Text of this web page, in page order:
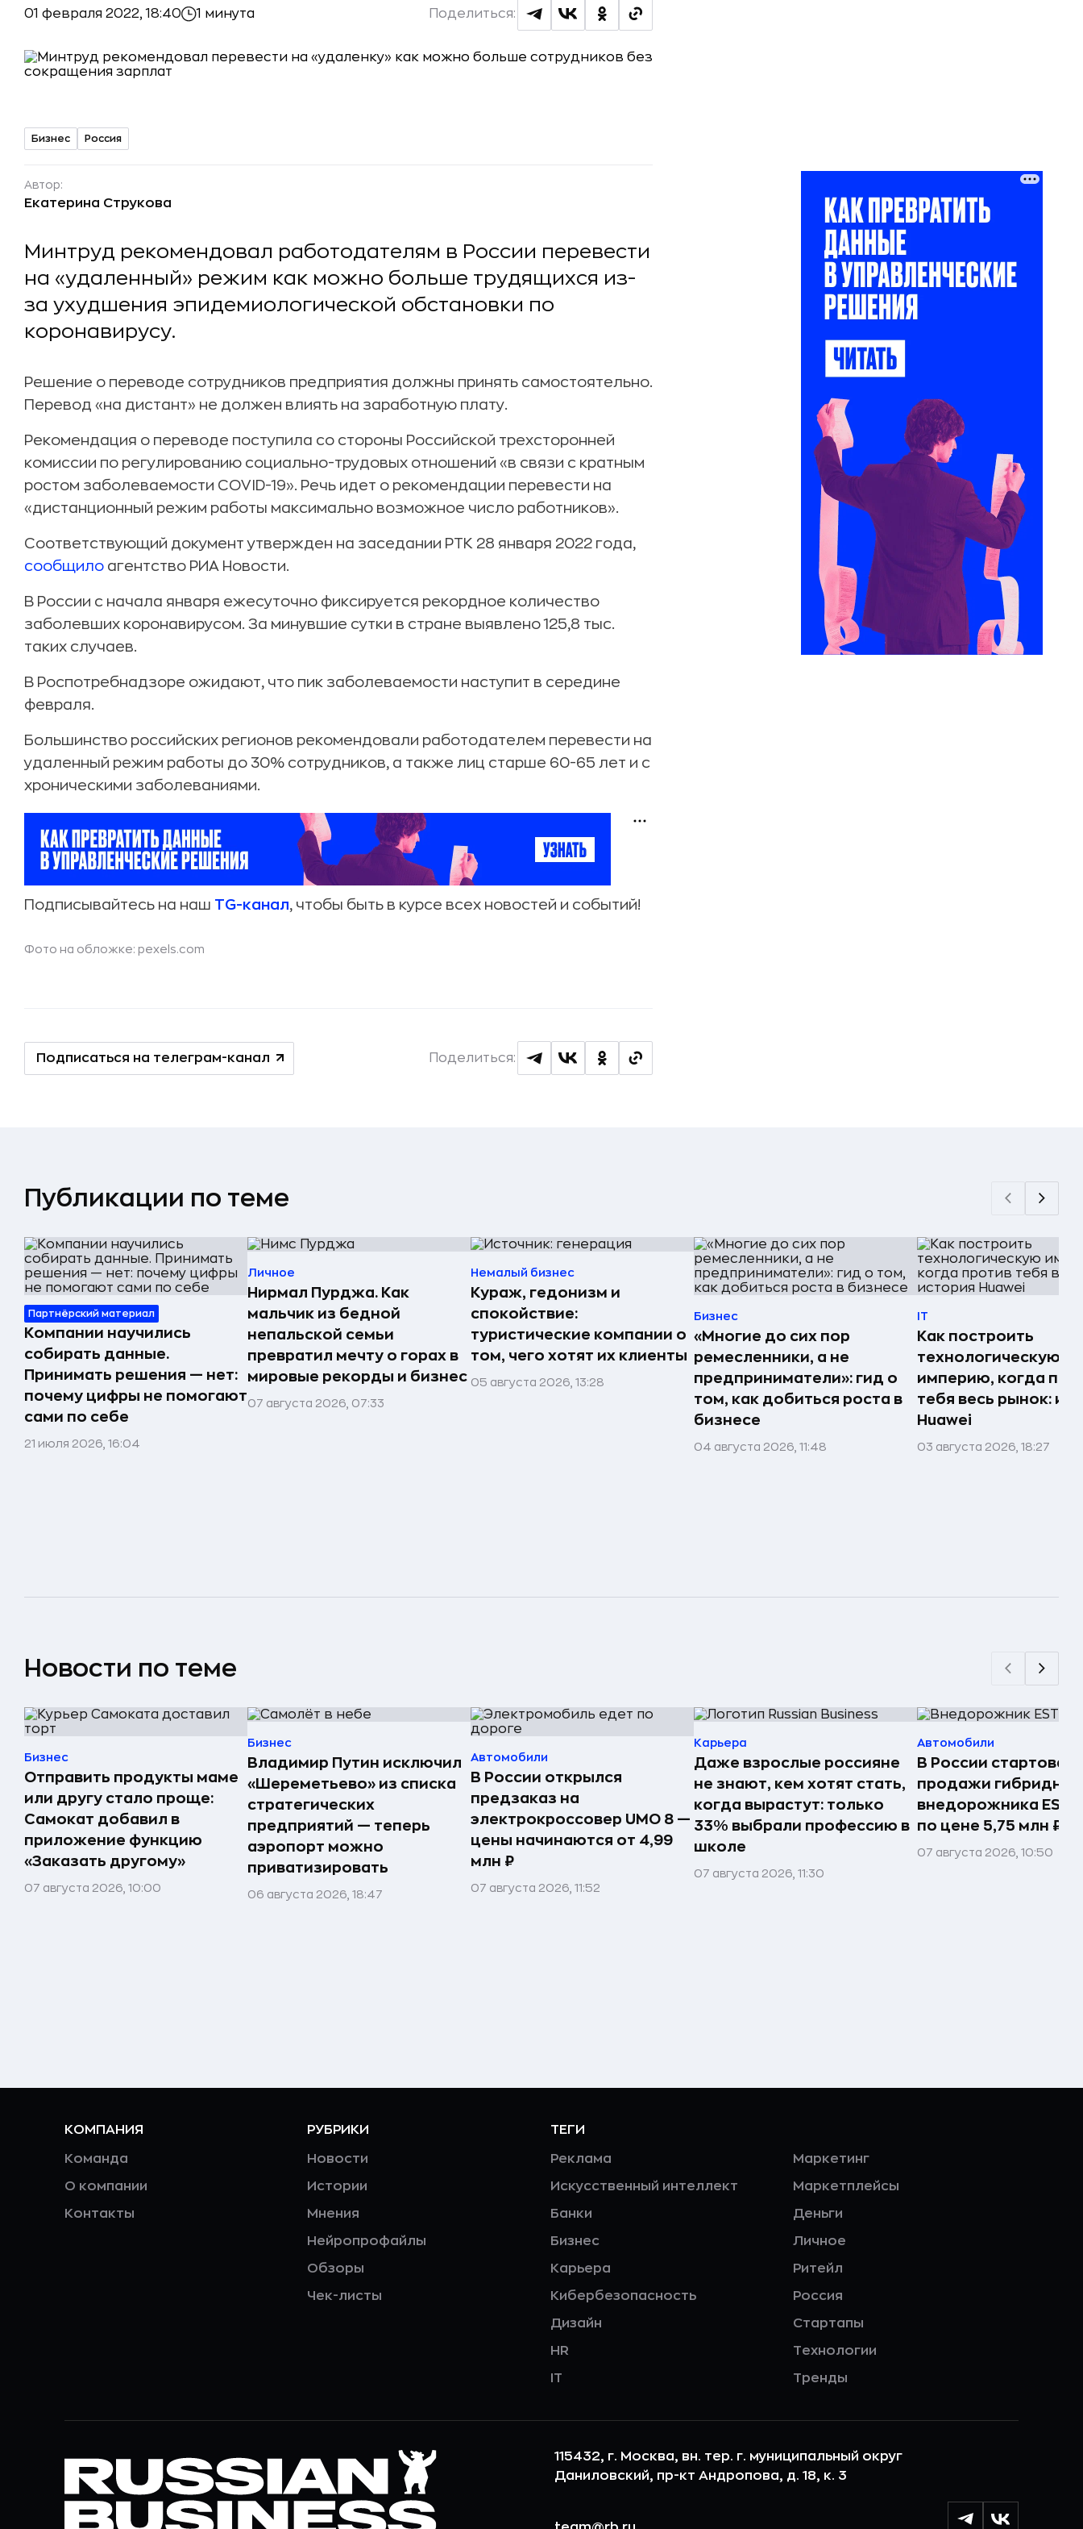
01 февраля 2022, 18:40 1 минута Поделиться:
Бизнес Россия
Автор:
Екатерина Струкова
Минтруд рекомендовал работодателям в России перевести
на «удаленный» режим как можно больше трудящихся из-
за ухудшения эпидемиологической обстановки по
коронавирусу.
Решение о переводе сотрудников предприятия должны принять самостоятельно.
Перевод «на дистант» не должен влиять на заработную плату.
Рекомендация о переводе поступила со стороны Российской трехсторонней
комиссии по регулированию социально-трудовых отношений «в связи с кратным
ростом заболеваемости COVID-19». Речь идет о рекомендации перевести на
«дистанционный режим работы максимально возможное число работников».
Соответствующий документ утвержден на заседании РТК 28 января 2022 года,
сообщило агентство РИА Новости.
В России с начала января ежесуточно фиксируется рекордное количество
заболевших коронавирусом. За минувшие сутки в стране выявлено 125,8 тыс.
таких случаев.
В Роспотребнадзоре ожидают, что пик заболеваемости наступит в середине
февраля.
Большинство российских регионов рекомендовали работодателем перевести на
удаленный режим работы до 30% сотрудников, а также лиц старше 60-65 лет и с
хроническими заболеваниями.
Подписывайтесь на наш TG-канал, чтобы быть в курсе всех новостей и событий!
Фото на обложке: pexels.com
Подписаться на телеграм-канал Поделиться:
Публикации по теме
Партнёрский материал
Компании научились
собирать данные.
Принимать решения — нет:
почему цифры не помогают
сами по себе
21 июля 2026, 16:04
Личное
Нирмал Пурджа. Как
мальчик из бедной
непальской семьи
превратил мечту о горах в
мировые рекорды и бизнес
07 августа 2026, 07:33
Немалый бизнес
Кураж, гедонизм и
спокойствие:
туристические компании о
том, чего хотят их клиенты
05 августа 2026, 13:28
Бизнес
«Многие до сих пор
ремесленники, а не
предприниматели»: гид о
том, как добиться роста в
бизнесе
04 августа 2026, 11:48
IT
Как построить
технологическую
империю, когда
тебя весь рынок:
Huawei
03 августа 2026, 18:27
Новости по теме
Бизнес
Отправить продукты маме
или другу стало проще:
Самокат добавил в
приложение функцию
«Заказать другому»
07 августа 2026, 10:00
Бизнес
Владимир Путин исключил
«Шереметьево» из списка
стратегических
предприятий — теперь
аэропорт можно
приватизировать
06 августа 2026, 18:47
Автомобили
В России открылся
предзаказ на
электрокроссовер UMO 8 —
цены начинаются от 4,99
млн ₽
07 августа 2026, 11:52
Карьера
Даже взрослые россияне
не знают, кем хотят стать,
когда вырастут: только
33% выбрали профессию в
школе
07 августа 2026, 11:30
Автомобили
В России
продажи
внедорожника
по цене 5,75 млн ₽
07 августа 2026, 10:50
КОМПАНИЯ
Команда
О компании
Контакты
РУБРИКИ
Новости
Истории
Мнения
Нейропрофайлы
Обзоры
Чек-листы
ТЕГИ
Реклама
Искусственный интеллект
Банки
Бизнес
Карьера
Кибербезопасность
Дизайн
HR
IT
Маркетинг
Маркетплейсы
Деньги
Личное
Ритейл
Россия
Стартапы
Технологии
Тренды
115432, г. Москва, вн. тер. г. муниципальный округ
Даниловский, пр-кт Андропова, д. 18, к. 3